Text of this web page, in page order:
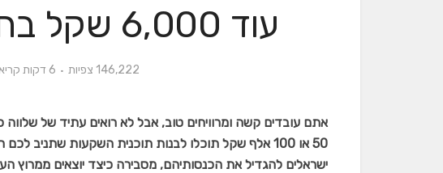
עוד 6,000 שקל בחודש לכל החיים
146,222 צפיות 6 דקות קריאה
אתם עובדים קשה ומרוויחים טוב, אבל לא רואים עתיד של
50 או 100 אלף שקל תוכלו לבנות תוכנית השקעות שתניב
ישראלים להגדיל את הכנסותיהם, מסבירה כיצד יוצאים ממרוץ